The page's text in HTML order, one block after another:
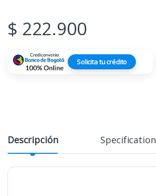
$ 222.900
Solicita tu crédito
Descripción Specification